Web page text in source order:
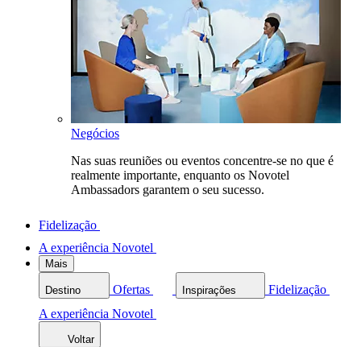
Negócios
Nas suas reuniões ou eventos concentre-se no que é
realmente importante, enquanto os Novotel
Ambassadors garantem o seu sucesso.
Fidelização
A experiência Novotel
Mais
Destino Ofertas Inspirações
Fidelização
A experiência Novotel
Voltar